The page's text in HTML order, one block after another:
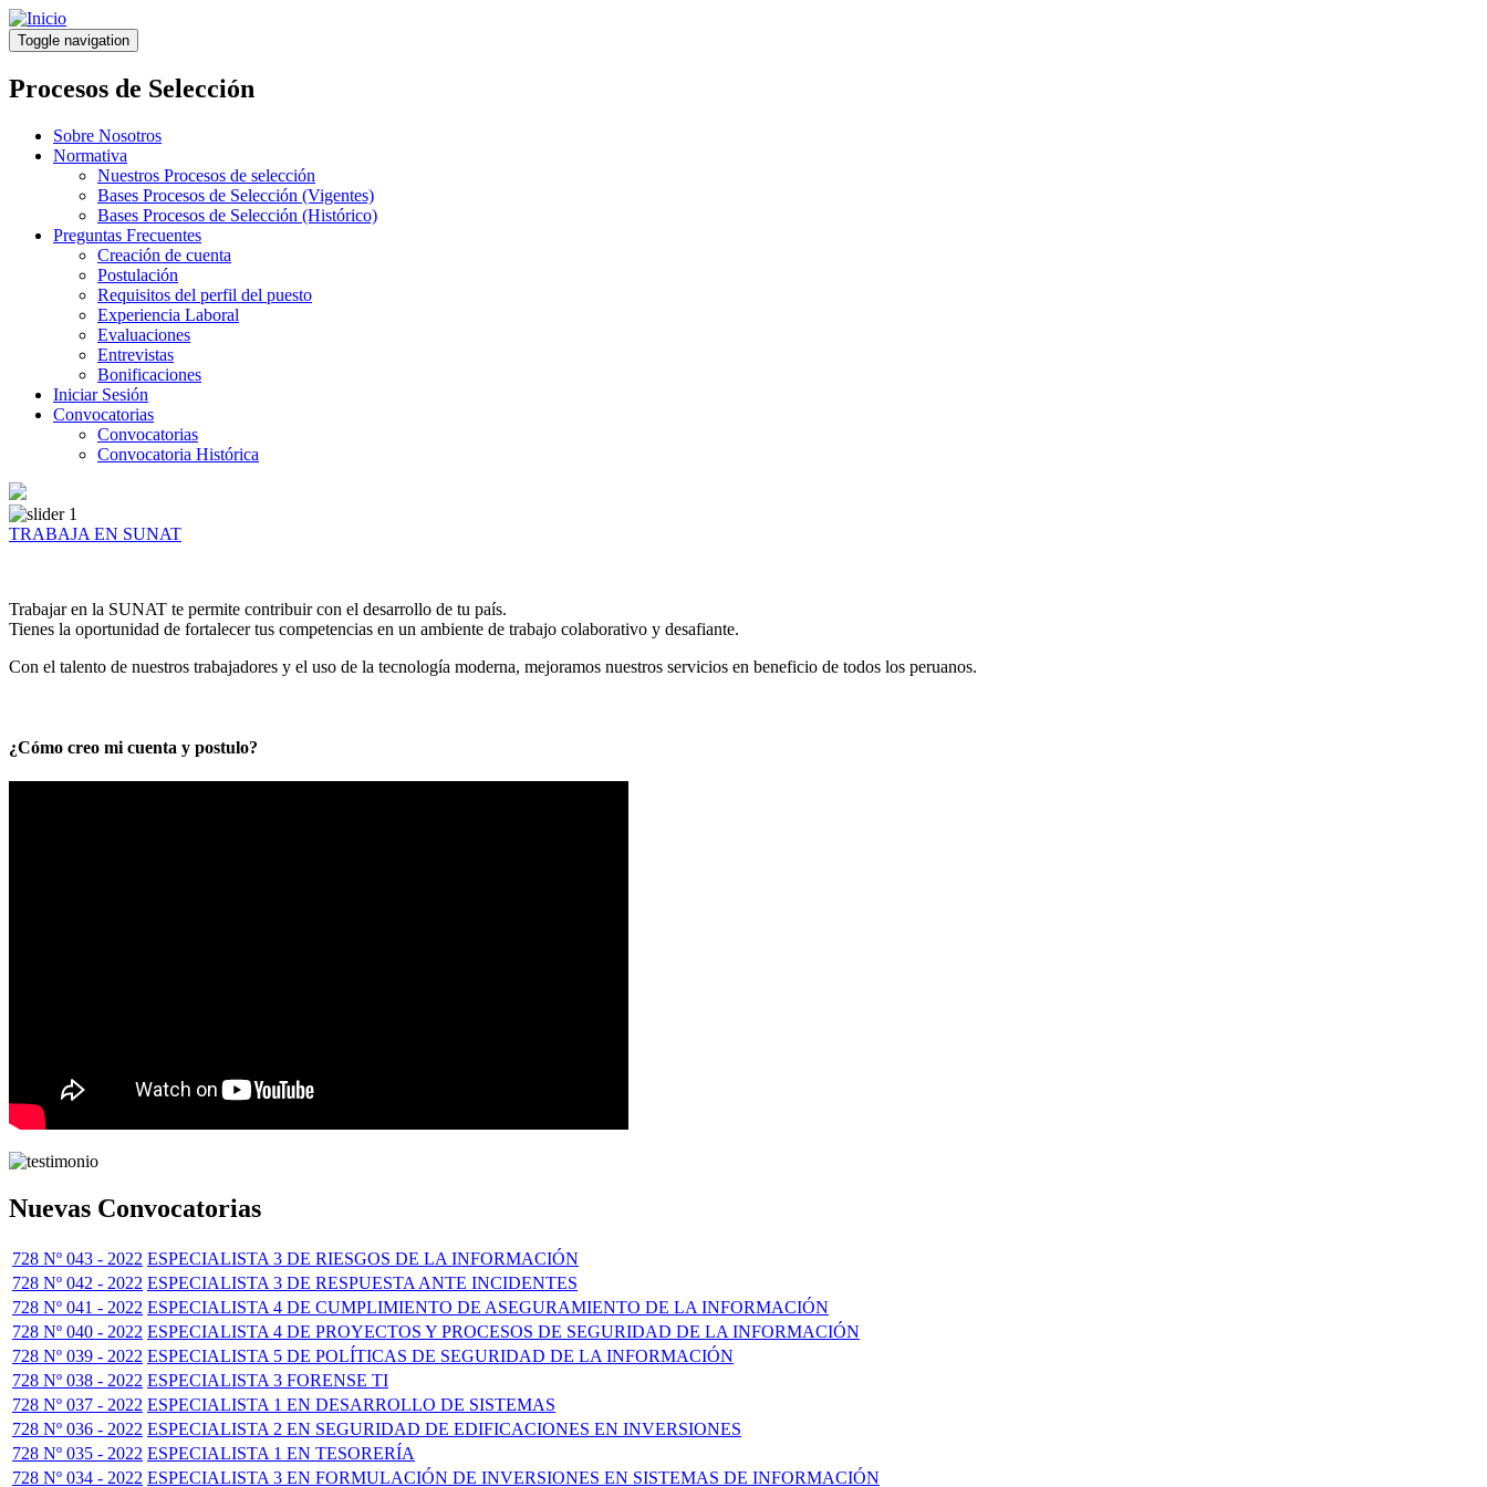
Pasar
al
contenido
principal
Toggle navigation
Procesos de Selección
Sobre Nosotros
Normativa
Nuestros Procesos de selección
Bases Procesos de Selección (Vigentes)
Bases Procesos de Selección (Histórico)
Preguntas Frecuentes
Creación de cuenta
Postulación
Requisitos del perfil del puesto
Experiencia Laboral
Evaluaciones
Entrevistas
Bonificaciones
Iniciar Sesión
Convocatorias
Convocatorias
Convocatoria Histórica
TRABAJA EN SUNAT
Trabajar en la SUNAT te permite contribuir con el desarrollo de tu país.
Tienes la oportunidad de fortalecer tus competencias en un ambiente de trabajo colaborativo y desafiante.
Con el talento de nuestros trabajadores y el uso de la tecnología moderna, mejoramos nuestros servicios en beneficio de todos los peruanos.
¿Cómo creo mi cuenta y postulo?
Nuevas Convocatorias
728 Nº 043 - 2022 ESPECIALISTA 3 DE RIESGOS DE LA INFORMACIÓN
728 Nº 042 - 2022 ESPECIALISTA 3 DE RESPUESTA ANTE INCIDENTES
728 Nº 041 - 2022 ESPECIALISTA 4 DE CUMPLIMIENTO DE ASEGURAMIENTO DE LA INFORMACIÓN
728 Nº 040 - 2022 ESPECIALISTA 4 DE PROYECTOS Y PROCESOS DE SEGURIDAD DE LA INFORMACIÓN
728 Nº 039 - 2022 ESPECIALISTA 5 DE POLÍTICAS DE SEGURIDAD DE LA INFORMACIÓN
728 Nº 038 - 2022 ESPECIALISTA 3 FORENSE TI
728 Nº 037 - 2022 ESPECIALISTA 1 EN DESARROLLO DE SISTEMAS
728 Nº 036 - 2022 ESPECIALISTA 2 EN SEGURIDAD DE EDIFICACIONES EN INVERSIONES
728 Nº 035 - 2022 ESPECIALISTA 1 EN TESORERÍA
728 Nº 034 - 2022 ESPECIALISTA 3 EN FORMULACIÓN DE INVERSIONES EN SISTEMAS DE INFORMACIÓN